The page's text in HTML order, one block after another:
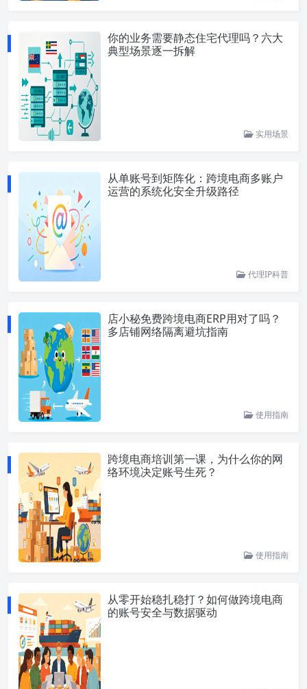
你的业务需要静态住宅代理吗？六大
典型场景逐一拆解
实用场景
从单账号到矩阵化：跨境电商多账户
运营的系统化安全升级路径
代理IP科普
店小秘免费跨境电商ERP用对了吗？
多店铺网络隔离避坑指南
使用指南
跨境电商培训第一课，为什么你的网
络环境决定账号生死？
使用指南
从零开始稳扎稳打？如何做跨境电商
的账号安全与数据驱动